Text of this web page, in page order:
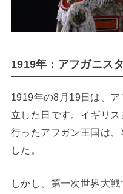
1919年：アフガニス
1919年の8月19日は、
立した日です。イギリ
行ったアフガン王国は
した。
しかし、第一次世界大